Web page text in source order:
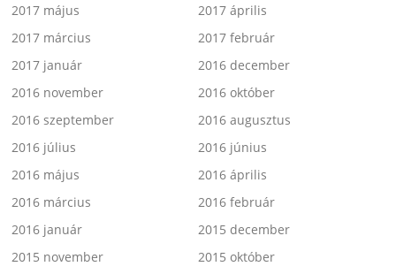
2017 május
2017 április
2017 március
2017 február
2017 január
2016 december
2016 november
2016 október
2016 szeptember
2016 augusztus
2016 július
2016 június
2016 május
2016 április
2016 március
2016 február
2016 január
2015 december
2015 november
2015 október